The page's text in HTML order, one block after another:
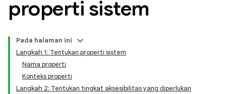
properti sistem
Pada halaman ini
Langkah 1: Tentukan properti sistem
Nama properti
Konteks properti
Langkah 2: Tentukan tingkat aksesibilitas yang diperlukan